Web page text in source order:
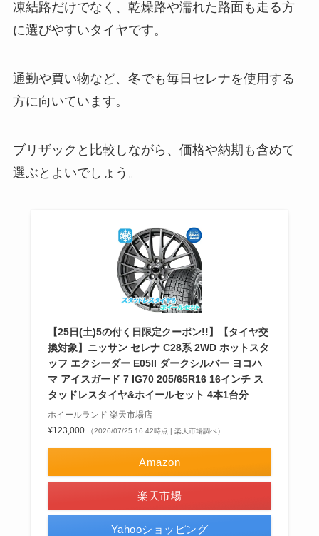
凍結路だけでなく、乾燥路や濡れた路面も走る方
に選びやすいタイヤです。
通勤や買い物など、冬でも毎日セレナを使用する
方に向いています。
ブリザックと比較しながら、価格や納期も含めて
選ぶとよいでしょう。
【25日(土)5の付く日限定クーポン!!】【タイヤ交
換対象】ニッサン セレナ C28系 2WD ホットスタ
ッフ エクシーダー E05II ダークシルバー ヨコハ
マ アイスガード 7 IG70 205/65R16 16インチ ス
タッドレスタイヤ&ホイールセット 4本1台分
ホイールランド 楽天市場店
¥123,000
（2026/07/25 16:42時点 | 楽天市場調べ）
Amazon
楽天市場
Yahooショッピング